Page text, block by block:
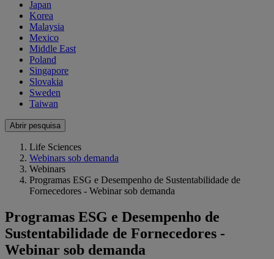
Japan
Korea
Malaysia
Mexico
Middle East
Poland
Singapore
Slovakia
Sweden
Taiwan
Abrir pesquisa
Life Sciences
Webinars sob demanda
Webinars
Programas ESG e Desempenho de Sustentabilidade de
Fornecedores - Webinar sob demanda
Programas ESG e Desempenho de
Sustentabilidade de Fornecedores -
Webinar sob demanda